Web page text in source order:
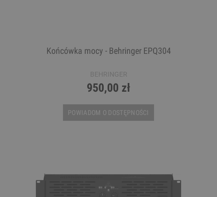
Końcówka mocy - Behringer EPQ304
BEHRINGER
950,00 zł
POWIADOM O DOSTĘPNOŚCI